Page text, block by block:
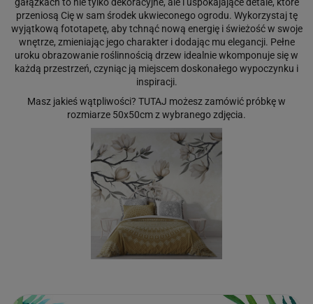
gałązkach to nie tylko dekoracyjne, ale i uspokajające detale, które
przeniosą Cię w sam środek ukwieconego ogrodu. Wykorzystaj tę
wyjątkową fototapetę, aby tchnąć nową energię i świeżość w swoje
wnętrze, zmieniając jego charakter i dodając mu elegancji. Pełne
uroku obrazowanie roślinnością drzew idealnie wkomponuje się w
każdą przestrzeń, czyniąc ją miejscem doskonałego wypoczynku i
inspiracji.
Masz jakieś wątpliwości? TUTAJ możesz zamówić próbkę w
rozmiarze 50x50cm z wybranego zdjęcia.